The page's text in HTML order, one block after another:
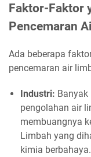
Faktor-Faktor
Pencemaran
Ada beberapa
pencemaran air
Industri:
pengolahan air
membuangnya
Limbah yang
kimia berbahaya.